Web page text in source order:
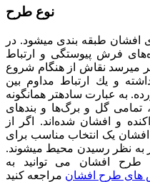
نوع طرح
افشان طبقه بندی می­شود. در
فرش پيوستگی و ارتباط
مي­رسد نقاش از هنگام شروع
و يك ارتباط مداوم بين
به عبارت ساده­تر همان­گونه
تمامی گل و برگ‌ها و بندهای
و افشان شده‌اند. اگر از
یک انتخاب مناسب برای
به نظر رسیدن محیط می­شوند.
افشان می توانید به
های طرح افشان